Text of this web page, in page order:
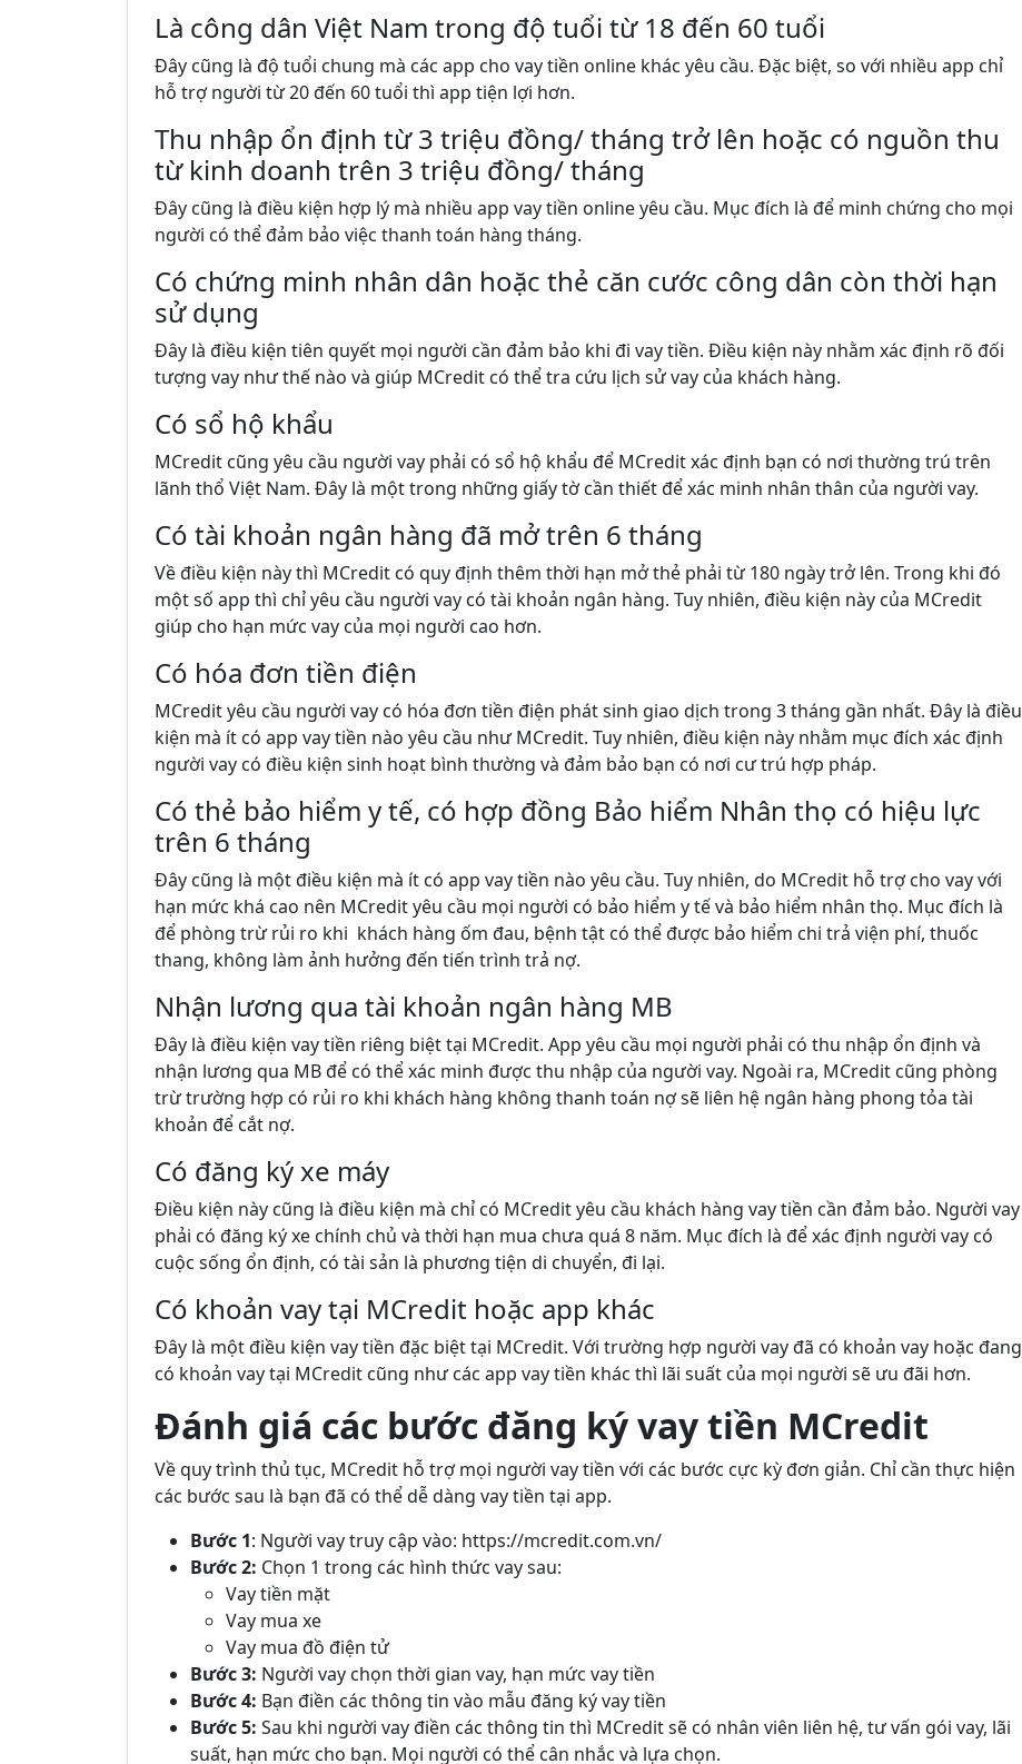
Là công dân Việt Nam trong độ tuổi từ 18 đến 60 tuổi
Đây cũng là độ tuổi chung mà các app cho vay tiền online khác yêu cầu. Đặc biệt, so với nhiều app chỉ
hỗ trợ người từ 20 đến 60 tuổi thì app tiện lợi hơn.
Thu nhập ổn định từ 3 triệu đồng/ tháng trở lên hoặc có nguồn thu
từ kinh doanh trên 3 triệu đồng/ tháng
Đây cũng là điều kiện hợp lý mà nhiều app vay tiền online yêu cầu. Mục đích là để minh chứng cho mọi
người có thể đảm bảo việc thanh toán hàng tháng.
Có chứng minh nhân dân hoặc thẻ căn cước công dân còn thời hạn
sử dụng
Đây là điều kiện tiên quyết mọi người cần đảm bảo khi đi vay tiền. Điều kiện này nhằm xác định rõ đối
tượng vay như thế nào và giúp MCredit có thể tra cứu lịch sử vay của khách hàng.
Có sổ hộ khẩu
MCredit cũng yêu cầu người vay phải có sổ hộ khẩu để MCredit xác định bạn có nơi thường trú trên
lãnh thổ Việt Nam. Đây là một trong những giấy tờ cần thiết để xác minh nhân thân của người vay.
Có tài khoản ngân hàng đã mở trên 6 tháng
Về điều kiện này thì MCredit có quy định thêm thời hạn mở thẻ phải từ 180 ngày trở lên. Trong khi đó
một số app thì chỉ yêu cầu người vay có tài khoản ngân hàng. Tuy nhiên, điều kiện này của MCredit
giúp cho hạn mức vay của mọi người cao hơn.
Có hóa đơn tiền điện
MCredit yêu cầu người vay có hóa đơn tiền điện phát sinh giao dịch trong 3 tháng gần nhất. Đây là điều
kiện mà ít có app vay tiền nào yêu cầu như MCredit. Tuy nhiên, điều kiện này nhằm mục đích xác định
người vay có điều kiện sinh hoạt bình thường và đảm bảo bạn có nơi cư trú hợp pháp.
Có thẻ bảo hiểm y tế, có hợp đồng Bảo hiểm Nhân thọ có hiệu lực
trên 6 tháng
Đây cũng là một điều kiện mà ít có app vay tiền nào yêu cầu. Tuy nhiên, do MCredit hỗ trợ cho vay với
hạn mức khá cao nên MCredit yêu cầu mọi người có bảo hiểm y tế và bảo hiểm nhân thọ. Mục đích là
để phòng trừ rủi ro khi khách hàng ốm đau, bệnh tật có thể được bảo hiểm chi trả viện phí, thuốc
thang, không làm ảnh hưởng đến tiến trình trả nợ.
Nhận lương qua tài khoản ngân hàng MB
Đây là điều kiện vay tiền riêng biệt tại MCredit. App yêu cầu mọi người phải có thu nhập ổn định và
nhận lương qua MB để có thể xác minh được thu nhập của người vay. Ngoài ra, MCredit cũng phòng
trừ trường hợp có rủi ro khi khách hàng không thanh toán nợ sẽ liên hệ ngân hàng phong tỏa tài
khoản để cắt nợ.
Có đăng ký xe máy
Điều kiện này cũng là điều kiện mà chỉ có MCredit yêu cầu khách hàng vay tiền cần đảm bảo. Người vay
phải có đăng ký xe chính chủ và thời hạn mua chưa quá 8 năm. Mục đích là để xác định người vay có
cuộc sống ổn định, có tài sản là phương tiện di chuyển, đi lại.
Có khoản vay tại MCredit hoặc app khác
Đây là một điều kiện vay tiền đặc biệt tại MCredit. Với trường hợp người vay đã có khoản vay hoặc đang
có khoản vay tại MCredit cũng như các app vay tiền khác thì lãi suất của mọi người sẽ ưu đãi hơn.
Đánh giá các bước đăng ký vay tiền MCredit
Về quy trình thủ tục, MCredit hỗ trợ mọi người vay tiền với các bước cực kỳ đơn giản. Chỉ cần thực hiện
các bước sau là bạn đã có thể dễ dàng vay tiền tại app.
Bước 1: Người vay truy cập vào: https://mcredit.com.vn/
Bước 2: Chọn 1 trong các hình thức vay sau:
Vay tiền mặt
Vay mua xe
Vay mua đồ điện tử
Bước 3: Người vay chọn thời gian vay, hạn mức vay tiền
Bước 4: Bạn điền các thông tin vào mẫu đăng ký vay tiền
Bước 5: Sau khi người vay điền các thông tin thì MCredit sẽ có nhân viên liên hệ, tư vấn gói vay, lãi
suất, hạn mức cho bạn. Mọi người có thể cân nhắc và lựa chọn.